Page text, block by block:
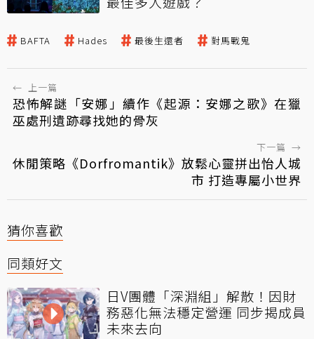
BAFTA Hades 最後生還者 對馬戰鬼
← 上一篇
恐怖解謎「安娜」續作《起源：安娜之歌》在獵
巫處刑遺跡尋找她的骨灰
下一篇 →
休閒策略《Dorfromantik》放鬆心靈拼出怡人城
市 打造專屬小世界
猜你喜歡
同類好文
日V團體「深淵組」解散！因財
務惡化無法穩定營運 同步揭成員
未來去向